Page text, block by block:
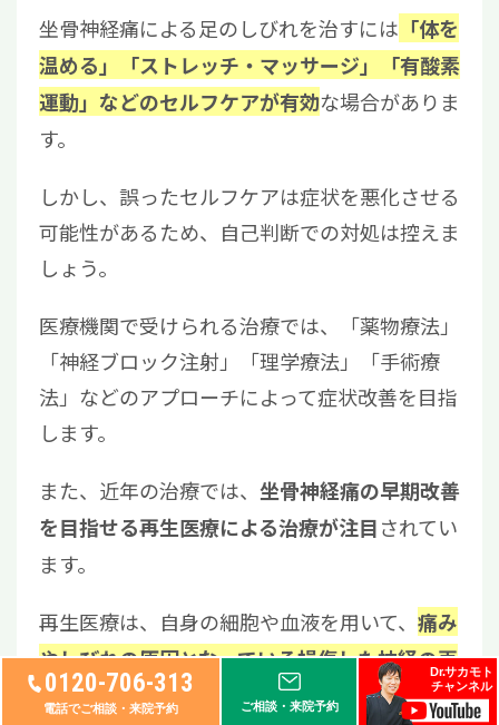
0120-706-313
電話でご相談・来院予約 ご相談・来院予約
Dr.サカモト
チャンネル
坐骨神経痛による足のしびれを治すには 「体を
温める」「ストレッチ・マッサージ」「有酸素
運動」などのセルフケアが有効な場合がありま
す。
しかし、誤ったセルフケアは症状を悪化させる
可能性があるため、自己判断での対処は控えま
しょう。
医療機関で受けられる治療では、「薬物療法」
「神経ブロック注射」「理学療法」「手術療
法」などのアプローチによって症状改善を目指
します。
また、近年の治療では、 坐骨神経痛の早期改善
を目指せる再生医療による治療が注目されてい
ます。
再生医療は、自身の細胞や血液を用いて、 痛み
やしびれの原因となっている損傷した神経の再
生・修復を促す治療法
です。